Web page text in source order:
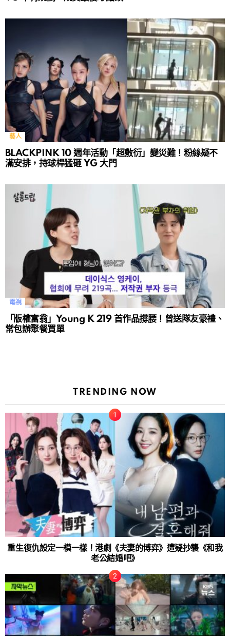
藝人
BLACKPINK 10 週年活動「超敷衍」變災難！粉絲疑不
滿安排，持球桿猛砸 YG 大門
電視
「版權富翁」Young K 219 首作品撐腰！曾送隊友豪禮、
常包辦聚餐買單
TRENDING NOW
重生復仇設定一模一樣！港劇《夫妻的博弈》遭疑抄襲《和我
老公結婚吧》